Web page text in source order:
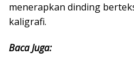
menerapkan dinding
kaligrafi.
Baca Juga: